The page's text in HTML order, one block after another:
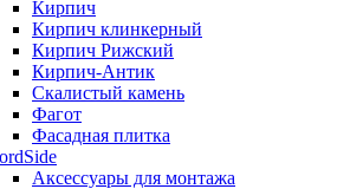
Кирпич
Кирпич клинкерный
Кирпич Рижский
Кирпич-Антик
Скалистый камень
Фагот
Фасадная плитка
Аксессуары для монтажа